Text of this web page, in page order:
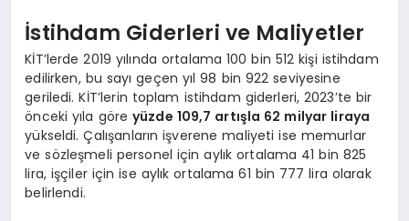
İstihdam Giderleri ve Maliyetler
KİT’lerde 2019 yılında ortalama 100 bin 512 kişi istihdam
edilirken, bu sayı geçen yıl 98 bin 922 seviyesine
geriledi. KİT’lerin toplam istihdam giderleri, 2023’te bir
önceki yıla göreyüzde 109,7 artışla 62 milyar liraya
yükseldi. Çalışanların işverene maliyeti ise memurlar
ve sözleşmeli personel için aylık ortalama 41 bin 825
lira, işçiler için ise aylık ortalama 61 bin 777 lira olarak
belirlendi.